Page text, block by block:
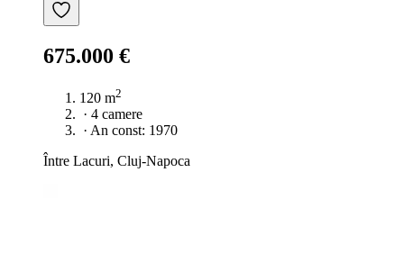
675.000 €
120 m2
· 4 camere
· An const: 1970
Între Lacuri, Cluj-Napoca